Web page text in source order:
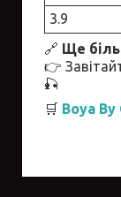
3.9
🔗 Ще
👉
🎣
🛒 Boya By